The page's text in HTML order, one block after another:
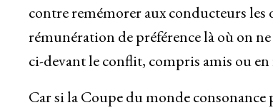
contre remémorer aux conducteurs les
rémunération de préférence là où on
ci-devant le conflit, compris amis ou
Car si la Coupe du monde